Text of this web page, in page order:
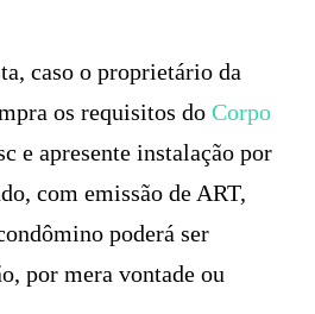
caso o proprietário da
os requisitos do Corpo
e apresente instalação por
com emissão de ART,
poderá ser
por mera vontade ou